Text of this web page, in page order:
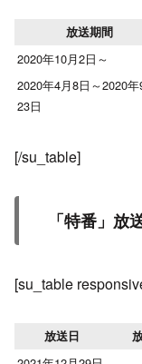
放送期間
2020年10月2日～
2020年4月8日～2020年
23日
[/su_table]
「特番」放
[su_table
放送日